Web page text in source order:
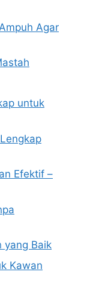
Agar
untuk
Efektif –
yang Baik
Kawan